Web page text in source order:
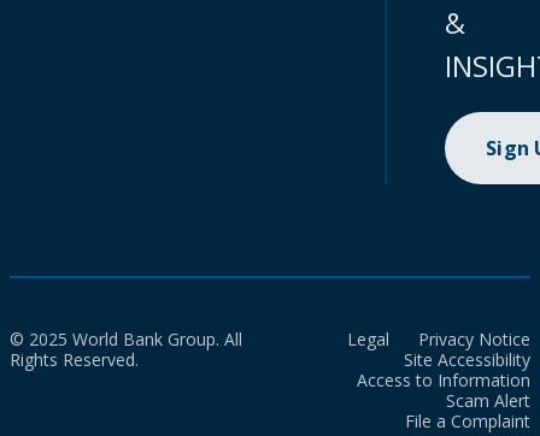
&
Sign
© 2025 World Bank Group. All
Rights Reserved.
Legal
Privacy Notice
Site Accessibility
Access to Information
Scam Alert
File a Complaint